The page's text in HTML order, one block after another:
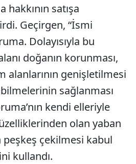
satışa
Geçirgen, “İsmi
Dolayısıyla bu
doğanın korunması,
alanlarının genişletilmesi
sağlanması
kendi elleriyle
olan yaban
peşkeş çekilmesi kabul
kullandı.